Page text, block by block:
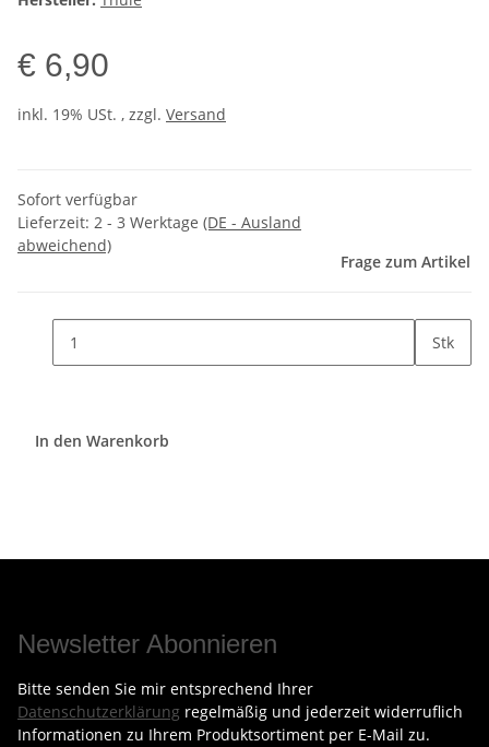
€ 6,90
inkl. 19% USt. , zzgl. Versand
Sofort verfügbar
Lieferzeit: 2 - 3 Werktage (DE - Ausland
abweichend)
Frage zum Artikel
Stk
In den Warenkorb
Newsletter Abonnieren
Bitte senden Sie mir entsprechend Ihrer
Datenschutzerklärung regelmäßig und jederzeit widerruflich
Informationen zu Ihrem Produktsortiment per E-Mail zu.